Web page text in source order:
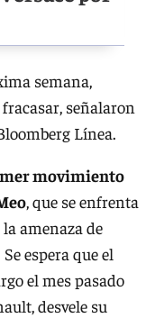
semana,
señalaron
Línea.
movimiento
, que se enfrenta
amenaza de
espera que el
el mes pasado
desvele su